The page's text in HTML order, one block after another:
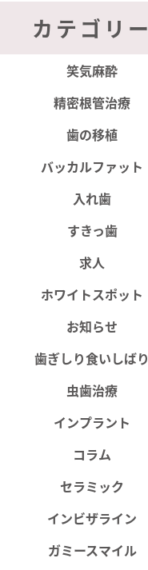
カテゴリー
笑気麻酔
精密根管治療
歯の移植
バッカルファット
入れ歯
すきっ歯
求人
ホワイトスポット
お知らせ
歯ぎしり食いしばり
虫歯治療
インプラント
コラム
セラミック
インビザライン
ガミースマイル